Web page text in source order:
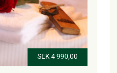
SEK 4 990,00